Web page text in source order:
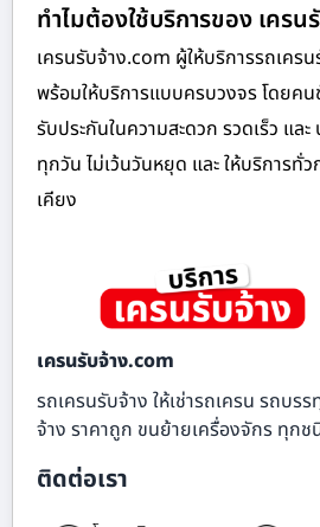
ทำไมต้องใช้บริการของ เครน
เครนรับจ้าง.com ผู้ให้บริการรถเคร
พร้อมให้บริการแบบครบวงจร โดยค
รับประกันในความสะดวก รวดเร็ว แล
ทุกวัน ไม่เว้นวันหยุด และ ให้บริการทั่
เคียง
เครนรับจ้าง.com
รถเครนรับจ้าง ให้เช่ารถเครน รถบร
จ้าง ราคาถูก ขนย้ายเครื่องจักร ทุกช
ติดต่อเรา